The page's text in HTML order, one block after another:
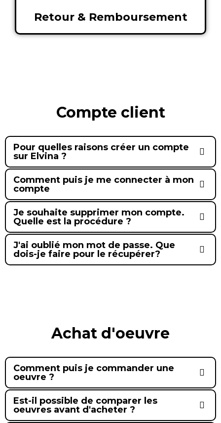
Retour & Remboursement
Compte client
Pour quelles raisons créer un compte
sur Elvina ?
Comment puis je me connecter à mon
compte
Je souhaite supprimer mon compte.
Quelle est la procédure ?
J'ai oublié mon mot de passe. Que
dois-je faire pour le récupérer?
Achat d'oeuvre
Comment puis je commander une
oeuvre ?
Est-il possible de comparer les
oeuvres avant d'acheter ?